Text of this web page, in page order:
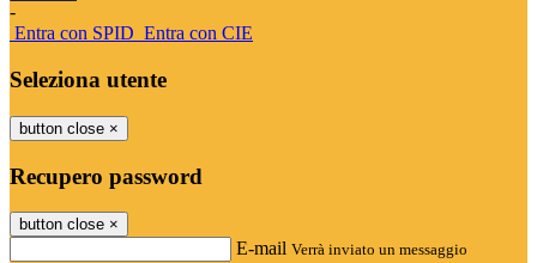
-
Entra con SPID Entra con CIE
Seleziona utente
button close ×
Recupero password
button close ×
E-mail Verrà inviato un messaggio